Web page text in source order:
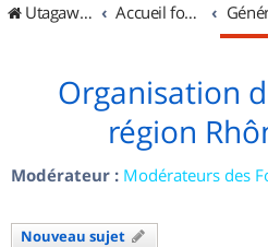
UtagawaVTT (Randos VTT et VTTAE avec traces GPS)
Accueil forum
Organisation
région
Modérateur : Modérateurs des
Nouveau sujet